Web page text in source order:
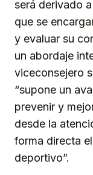
será derivado
que se
y evaluar su
un abordaje
viceconsejero
“supone un
prevenir y
desde la
forma directa
deportivo”.